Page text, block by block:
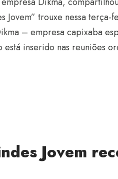
Jovem” trouxe nessa
– empresa capixaba
inserido nas reuniões
Jovem